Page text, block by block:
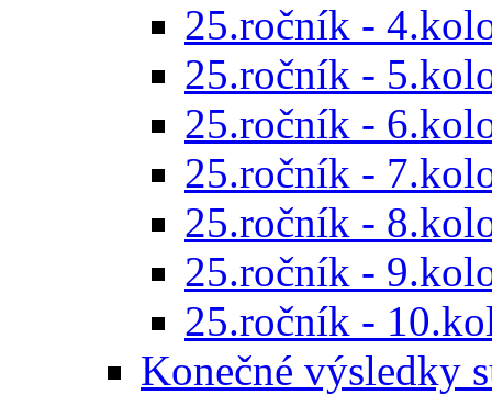
25.ročník -
25.ročník -
25.ročník -
25.ročník -
25.ročník -
25.ročník -
25.ročník -
Konečné výsledky